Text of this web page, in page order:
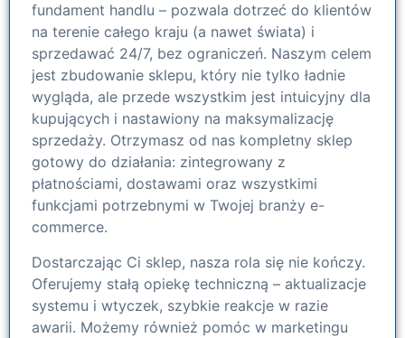
fundament handlu – pozwala dotrzeć do klientów
na terenie całego kraju (a nawet świata) i
sprzedawać 24/7, bez ograniczeń. Naszym celem
jest zbudowanie sklepu, który nie tylko ładnie
wygląda, ale przede wszystkim jest intuicyjny dla
kupujących i nastawiony na maksymalizację
sprzedaży. Otrzymasz od nas kompletny sklep
gotowy do działania: zintegrowany z
płatnościami, dostawami oraz wszystkimi
funkcjami potrzebnymi w Twojej branży e-
commerce.
Dostarczając Ci sklep, nasza rola się nie kończy.
Oferujemy stałą opiekę techniczną – aktualizacje
systemu i wtyczek, szybkie reakcje w razie
awarii. Możemy również pomóc w marketingu